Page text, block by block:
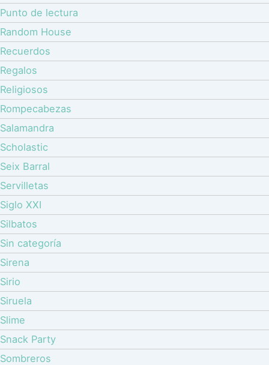
Punto de lectura
Random House
Recuerdos
Regalos
Religiosos
Rompecabezas
Salamandra
Scholastic
Seix Barral
Servilletas
Siglo XXI
Silbatos
Sin categoría
Sirena
Sirio
Siruela
Slime
Snack Party
Sombreros